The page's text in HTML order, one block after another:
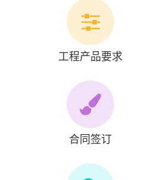
工程产品要求
合同签订